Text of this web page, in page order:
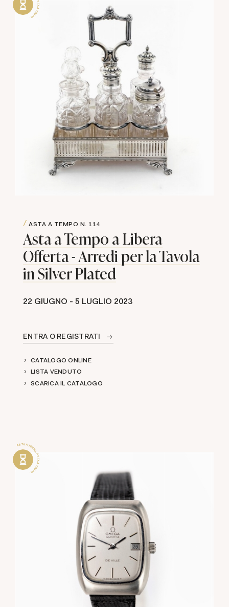
ASTA A TEMPO N. 114
Asta a Tempo a Libera
Offerta - Arredi per la Tavola
in Silver Plated
22 GIUGNO - 5 LUGLIO 2023
ENTRA O REGISTRATI
CATALOGO ONLINE
LISTA VENDUTO
SCARICA IL CATALOGO
ASTA A TEMPO . ASTA A TEMPO .